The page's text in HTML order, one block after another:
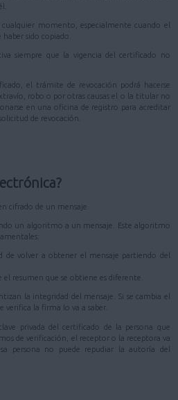
momento, especialmente cuando el
sido copiado.
siempre que la vigencia del certificado no
el trámite de revocación podrá hacerse
robo o por otras causas el o la titular no
en una oficina de registro para acreditar
de revocación.
cifrado de un mensaje.
un algoritmo a un mensaje. Este algoritmo
de volver a obtener el mensaje partiendo del
el resumen que se obtiene es diferente.
la integridad del mensaje. Si se cambia el
verifica la firma lo va a saber.
privada del certificado de la persona que
de verificación, el receptor o la receptora va
persona no puede repudiar la autoría del